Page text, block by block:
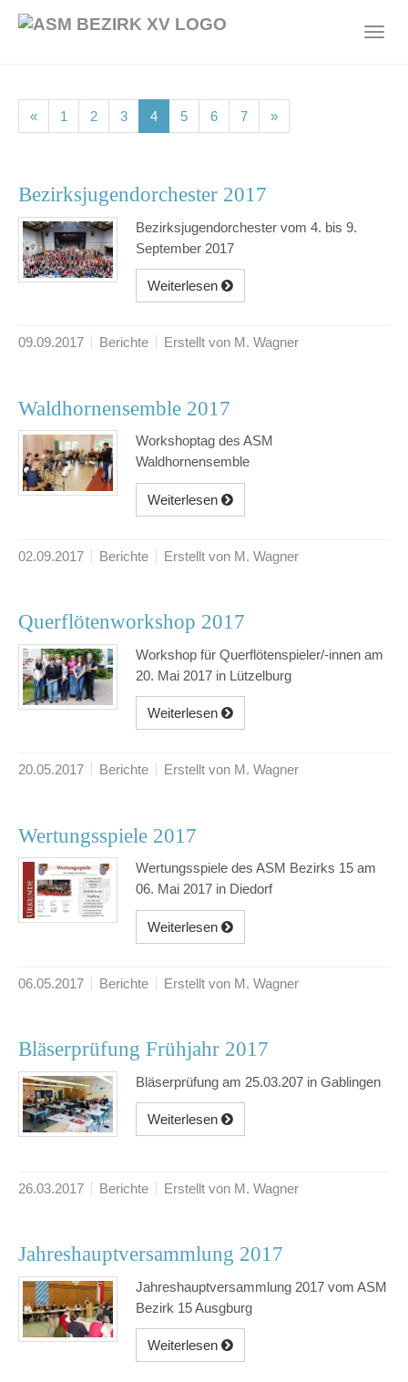
« 1 (current)
2(current)
3(current)
4(current)
5(current)
6(current)
7(current)
»
Bezirksjugendorchester 2017
Bezirksjugendorchester vom 4. bis 9.
September 2017
Weiterlesen
09.09.2017 Berichte Erstellt von M. Wagner
Waldhornensemble 2017
Workshoptag des ASM
Waldhornensemble
Weiterlesen
02.09.2017 Berichte Erstellt von M. Wagner
Querflötenworkshop 2017
Workshop für Querflötenspieler/-innen am
20. Mai 2017 in Lützelburg
Weiterlesen
20.05.2017 Berichte Erstellt von M. Wagner
Wertungsspiele 2017
Wertungsspiele des ASM Bezirks 15 am
06. Mai 2017 in Diedorf
Weiterlesen
06.05.2017 Berichte Erstellt von M. Wagner
Bläserprüfung Frühjahr 2017
Bläserprüfung am 25.03.207 in Gablingen
Weiterlesen
26.03.2017 Berichte Erstellt von M. Wagner
Jahreshauptversammlung 2017
Jahreshauptversammlung 2017 vom ASM
Bezirk 15 Ausgburg
Weiterlesen